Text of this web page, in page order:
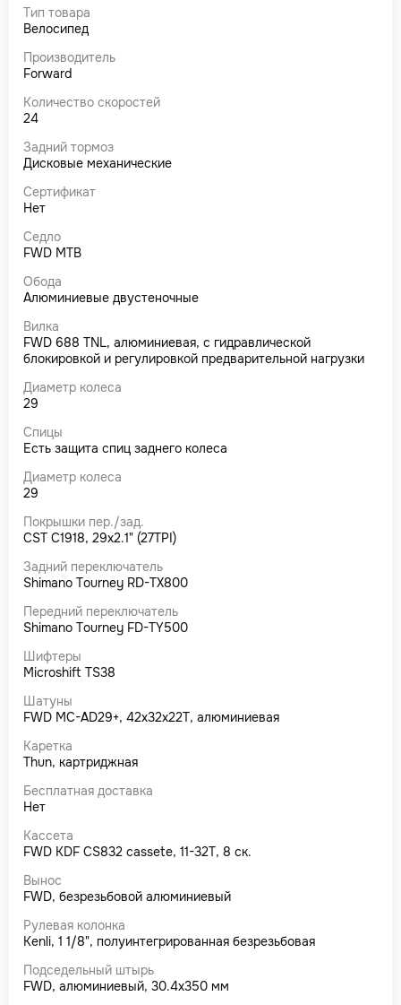
Тип товара
Велосипед
Производитель
Forward
Количество скоростей
24
Задний тормоз
Дисковые механические
Сертификат
Нет
Седло
FWD MTB
Обода
Алюминиевые двустеночные
Вилка
FWD 688 TNL, алюминиевая, с гидравлической
блокировкой и регулировкой предварительной нагрузки
Диаметр колеса
29
Спицы
Есть защита спиц заднего колеса
Диаметр колеса
29
Покрышки пер./зад.
CST C1918, 29x2.1" (27TPI)
Задний переключатель
Shimano Tourney RD-TX800
Передний переключатель
Shimano Tourney FD-TY500
Шифтеры
Microshift TS38
Шатуны
FWD MC-AD29+, 42x32x22T, алюминиевая
Каретка
Thun, картриджная
Бесплатная доставка
Нет
Кассета
FWD KDF CS832 cassete, 11-32T, 8 ск.
Вынос
FWD, безрезьбовой алюминиевый
Рулевая колонка
Kenli, 1 1/8", полуинтегрированная безрезьбовая
Подседельный штырь
FWD, алюминиевый, 30.4x350 мм